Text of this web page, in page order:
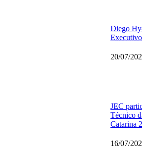
Diego
20/07/
JEC
Técnico
Catarina
16/07/